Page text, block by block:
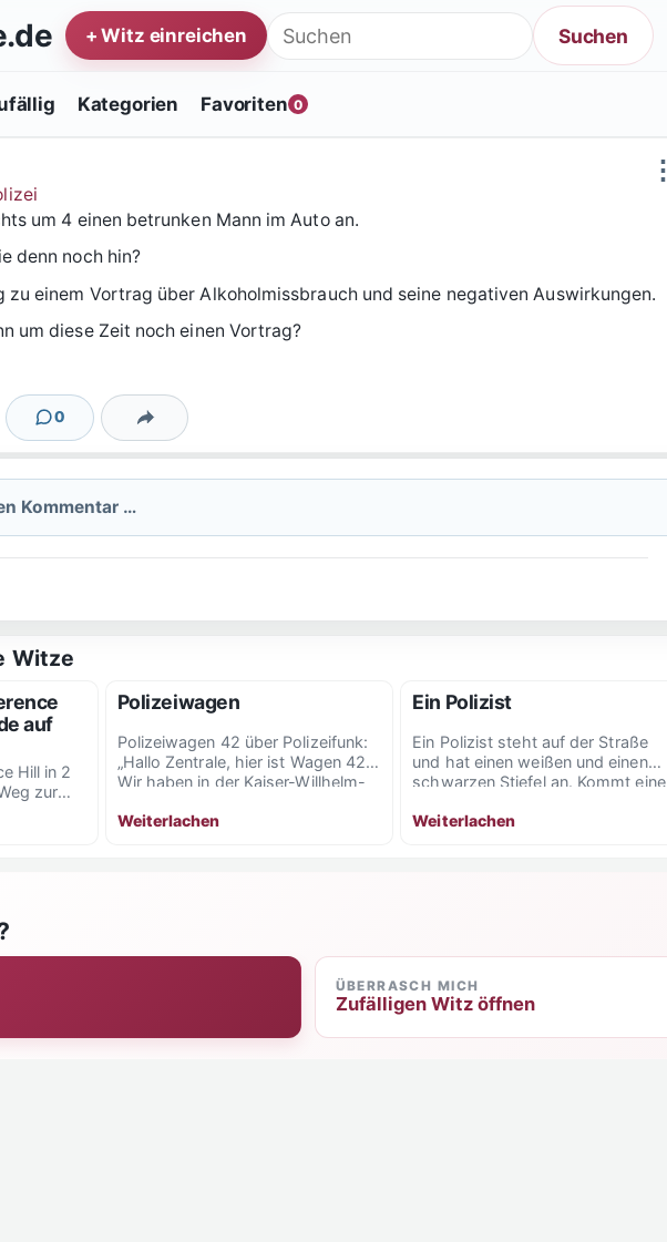
Suche nach: Suchen
+ Witz einreichen
Kategorien Favoriten 0
⋮
um 4 einen betrunken Mann im Auto an.
denn noch hin?
zu einem Vortrag über Alkoholmissbrauch und seine negativen Auswirkungen.
um diese Zeit noch einen Vortrag?
0
KommentareTeilen
Kommentar …
Witze
auf
Hill in 2
zur
Polizeiwagen
Polizeiwagen 42 über Polizeifunk:
„Hallo Zentrale, hier ist Wagen 42.
Wir haben in der Kaiser-Willhelm-
Weiterlachen
Ein Polizist
Ein Polizist steht auf der Straße
und hat einen weißen und einen
schwarzen Stiefel an. Kommt eine
Weiterlachen
ÜBERRASCH MICH
Zufälligen Witz öffnen